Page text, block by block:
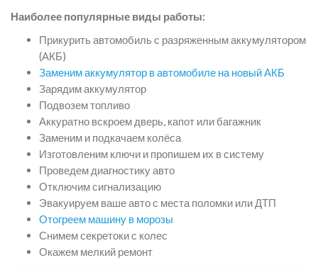
Наиболее популярные виды работы:
Прикурить автомобиль с разряженным аккумулятором
(АКБ)
Заменим аккумулятор в автомобиле на новый АКБ
Зарядим аккумулятор
Подвозем топливо
Аккуратно вскроем дверь, капот или багажник
Заменим и подкачаем колёса
Изготовленим ключи и пропишем их в систему
Проведем диагностику авто
Отключим сигнализацию
Эвакуируем ваше авто с места поломки или ДТП
Отогреем машину в морозы
Снимем секретоки с колес
Окажем мелкий ремонт